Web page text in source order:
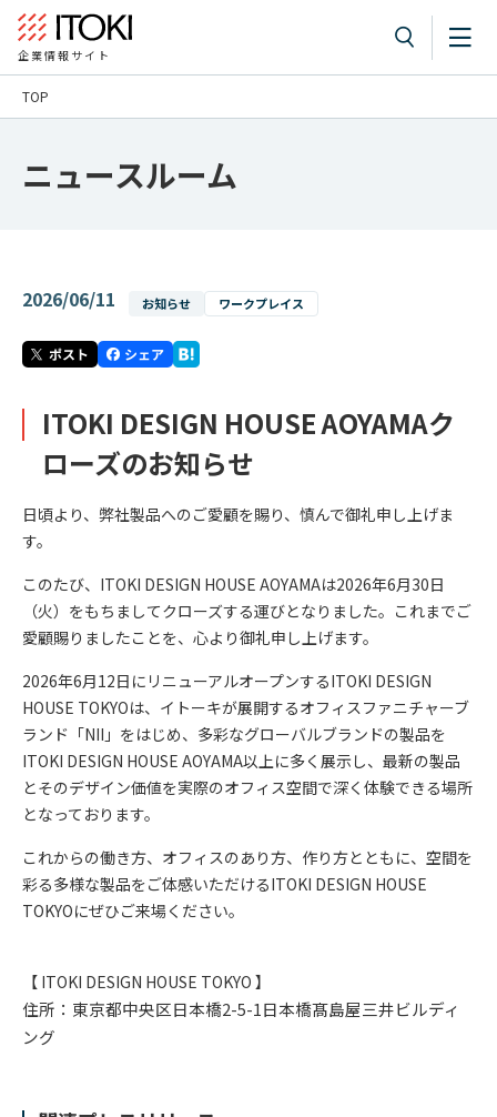
企業情報サイト
TOP
ニュースルーム
2026/06/11 お知らせ ワークプレイス
ITOKI DESIGN HOUSE AOYAMAク
ローズのお知らせ
日頃より、弊社製品へのご愛顧を賜り、慎んで御礼申し上げま
す。
このたび、ITOKI DESIGN HOUSE AOYAMAは2026年6月30日
（火）をもちましてクローズする運びとなりました。これまでご
愛顧賜りましたことを、心より御礼申し上げます。
2026年6月12日にリニューアルオープンするITOKI DESIGN
HOUSE TOKYOは、イトーキが展開するオフィスファニチャーブ
ランド「NII」をはじめ、多彩なグローバルブランドの製品を
ITOKI DESIGN HOUSE AOYAMA以上に多く展示し、最新の製品
とそのデザイン価値を実際のオフィス空間で深く体験できる場所
となっております。
これからの働き方、オフィスのあり方、作り方とともに、空間を
彩る多様な製品をご体感いただけるITOKI DESIGN HOUSE
TOKYOにぜひご来場ください。
【 ITOKI DESIGN HOUSE TOKYO 】
住所：東京都中央区日本橋2-5-1日本橋髙島屋三井ビルディ
ング